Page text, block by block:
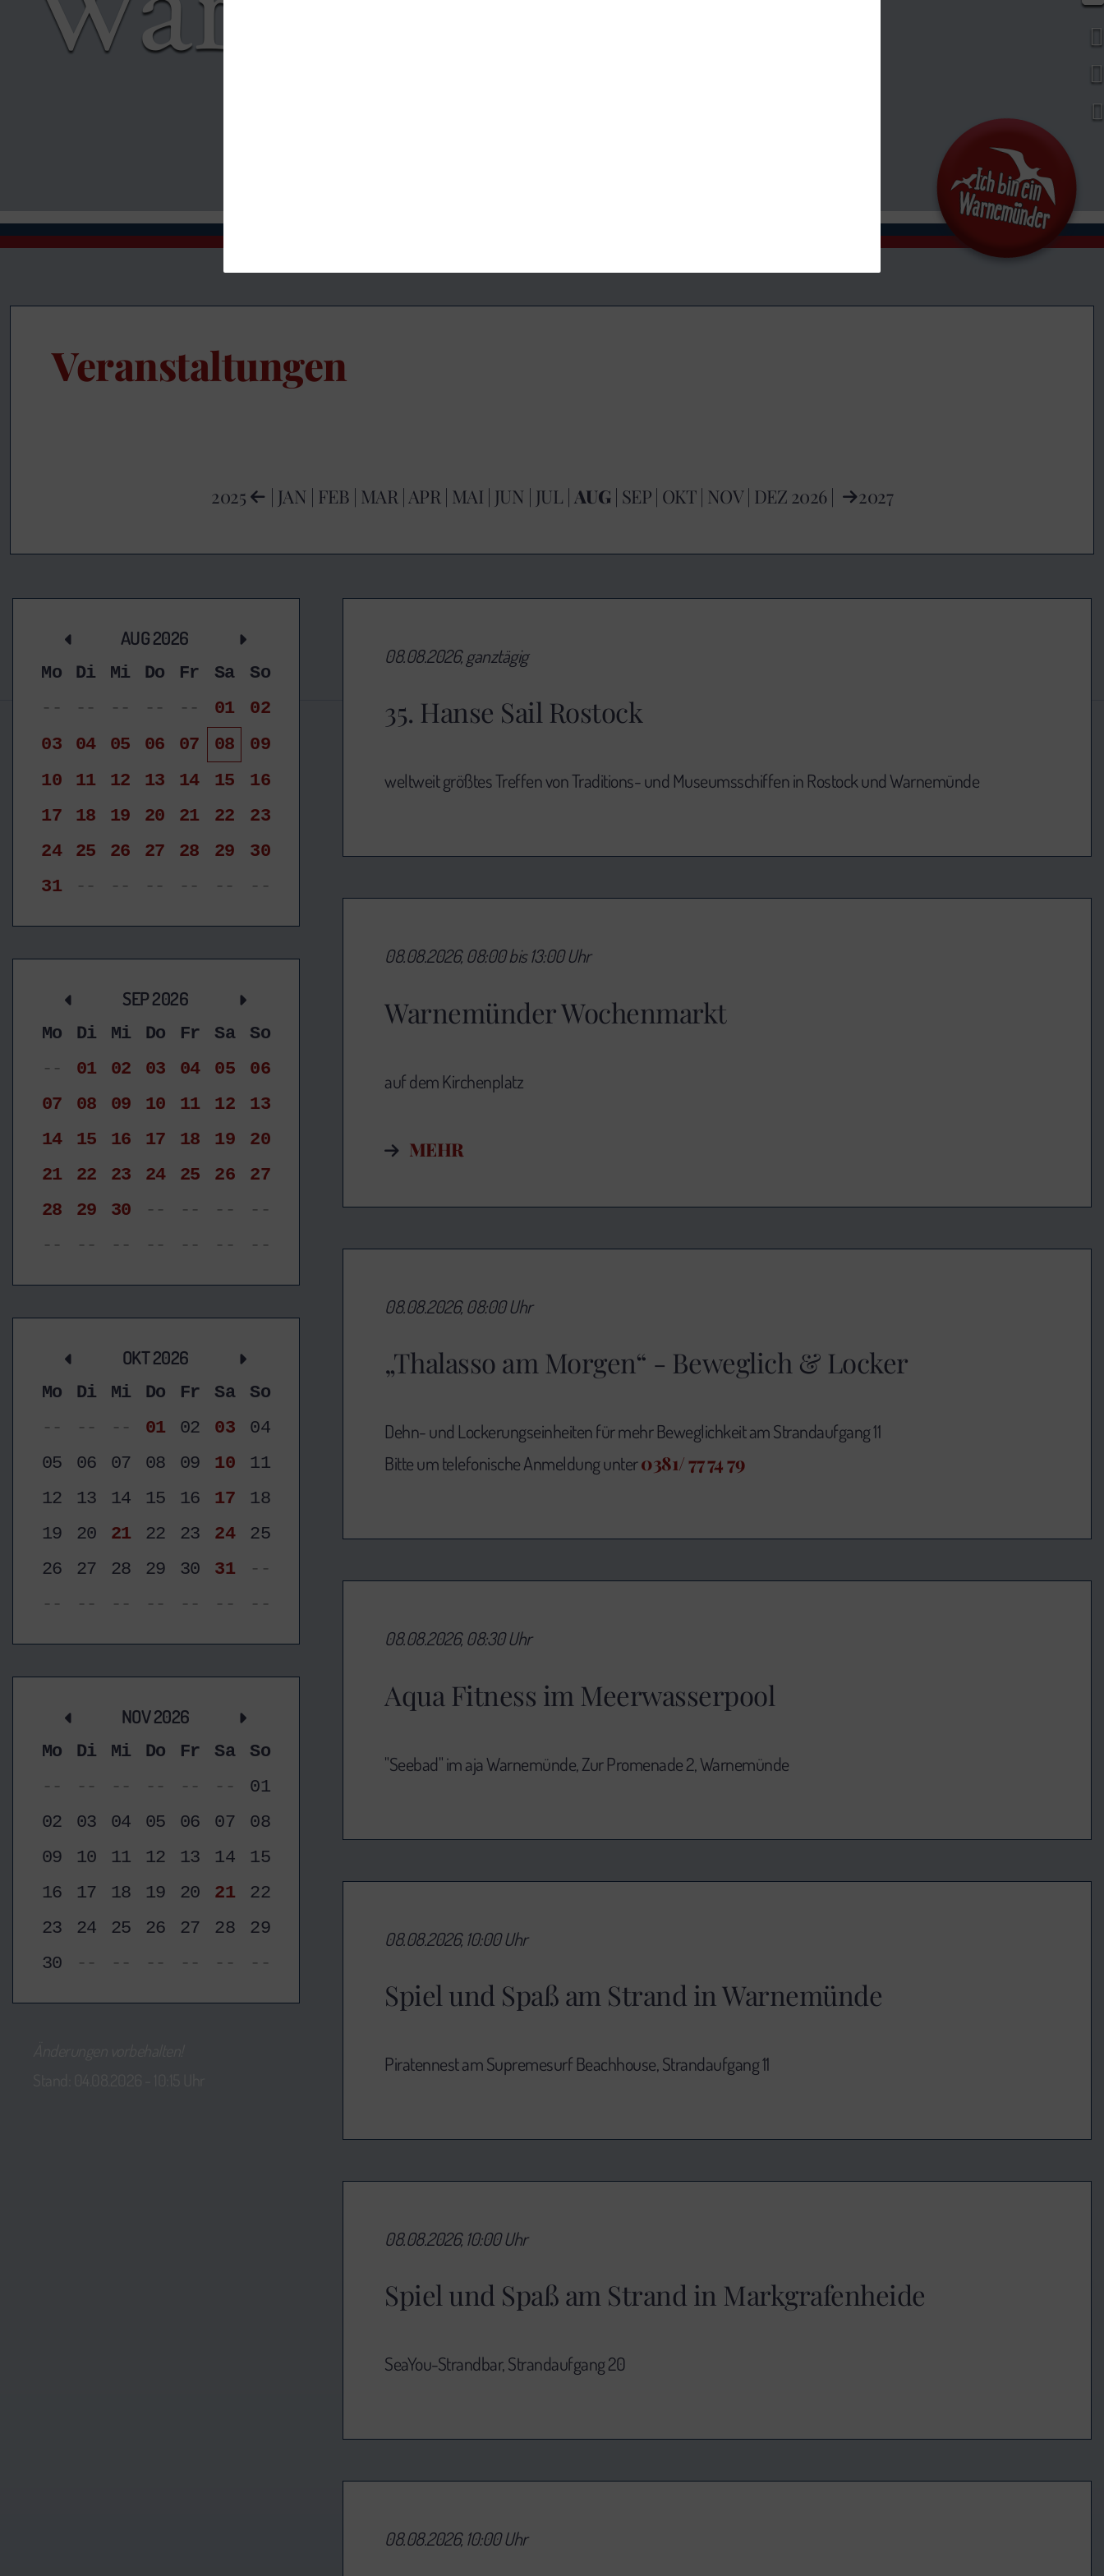
Veranstaltungen
2025 | JAN | FEB | MAR|APR| MAI | JUN | JUL | AUG| SEP| OKT| NOV| DEZ 2026 | 2027
AUG 2026
Mo Di Mi Do Fr Sa
So
--
-- -- -- -- 01
02
03
04 05 06 07 08
09
10
11 12 13 14 15
16
17
18 19 20 21 22
23
24
25 26 27 28 29
30
31
-- -- -- -- -- --
SEP 2026
Mo Di Mi Do Fr Sa
So
--
01 02 03 04 05
06
07
08 09 10 11 12
13
14
15 16 17 18 19
20
21
22 23 24 25 26
27
28
29 30 -- -- --
--
--
-- -- -- -- -- --
OKT 2026
Mo Di Mi Do Fr Sa
So
--
-- -- 01 02 03
04
05
06 07 08 09 10
11
12
13 14 15 16 17
18
19
20 21 22 23 24
25
26
27 28 29 30 31
--
--
-- -- -- -- -- --
NOV 2026
Mo Di Mi Do Fr Sa
So
--
-- -- -- -- --
01
02
03 04 05 06 07
08
09
10 11 12 13 14
15
16
17 18 19 20 21
22
23
24 25 26 27 28
29
30
-- -- -- -- -- --
35. Hanse Sail Rostock
08.08.2026, ganztägig
weltweit größtes Treffen von Traditions- und Museumsschiffen in Rostock und Warnemünde
Warnemünder Wochenmarkt
08.08.2026, 08:00 bis 13:00 Uhr
auf dem Kirchenplatz
MEHR
„Thalasso am Morgen“ - Beweglich & Locker
08.08.2026, 08:00 Uhr
Dehn- und Lockerungseinheiten für mehr Beweglichkeit am Strandaufgang 11
Bitte um telefonische Anmeldung unter0381/ 77 74 79
Aqua Fitness im Meerwasserpool
08.08.2026, 08:30 Uhr
"Seebad" im aja Warnemünde, Zur Promenade 2, Warnemünde
Spiel und Spaß am Strand in Warnemünde
08.08.2026, 10:00 Uhr
Piratennest am Supremesurf Beachhouse, Strandaufgang 11
Spiel und Spaß am Strand in Markgrafenheide
08.08.2026, 10:00 Uhr
SeaYou-Strandbar, Strandaufgang 20
08.08.2026, 10:00 Uhr